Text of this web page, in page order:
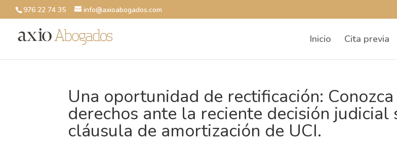
976 22 74 35 info@axioabogados.com
Inicio Cita previa
Una oportunidad de rectificación: Conozca
derechos ante la reciente decisión judicial
cláusula de amortización de UCI.